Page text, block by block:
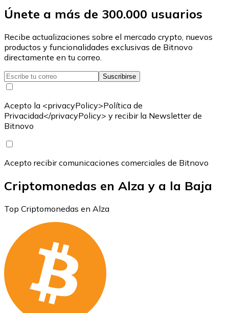
Únete a más de 300.000 usuarios
Recibe actualizaciones sobre el mercado crypto, nuevos
productos y funcionalidades exclusivas de Bitnovo
directamente en tu correo.
Suscribirse
Acepto la <privacyPolicy>Política de
Privacidad</privacyPolicy> y recibir la Newsletter de
Bitnovo
Acepto recibir comunicaciones comerciales de Bitnovo
Criptomonedas en Alza y a la Baja
Top Criptomonedas en Alza